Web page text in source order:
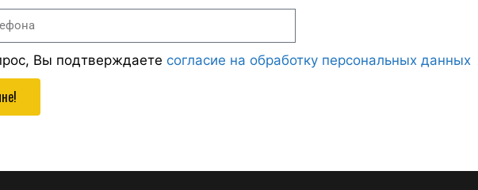
Вы подтверждаете согласие на обработку персональных данных